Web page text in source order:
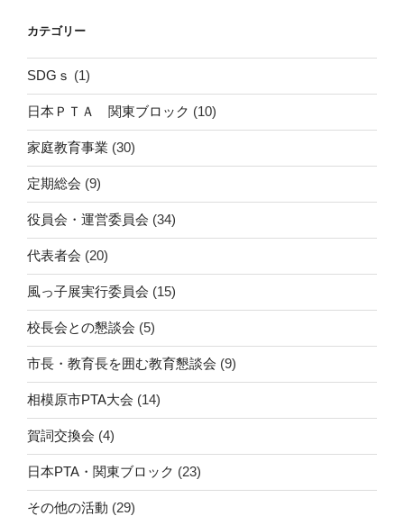
カテゴリー
SDGｓ (1)
日本ＰＴＡ 関東ブロック (10)
家庭教育事業 (30)
定期総会 (9)
役員会・運営委員会 (34)
代表者会 (20)
風っ子展実行委員会 (15)
校長会との懇談会 (5)
市長・教育長を囲む教育懇談会 (9)
相模原市PTA大会 (14)
賀詞交換会 (4)
日本PTA・関東ブロック (23)
その他の活動 (29)